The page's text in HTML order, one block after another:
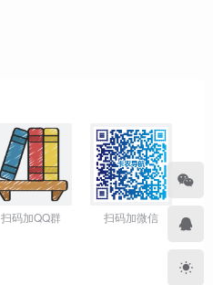
扫码加QQ群 扫码加微信